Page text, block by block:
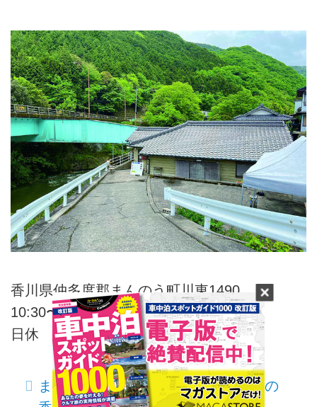
香川県仲多度郡まんのう町川東1490
10:30〜13:30（品切れ次第終了）
日休
まだまだ続く！車中泊女子おすすめの